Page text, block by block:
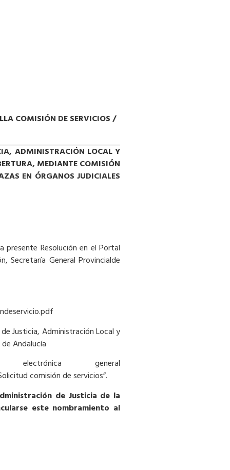
COMISIÓN DE SERVICIOS /
ADMINISTRACIÓN LOCAL Y
MEDIANTE COMISIÓN
EN ÓRGANOS JUDICIALES
presente Resolución en el Portal
Secretaría General Provincialde
Justicia, Administración Local y
Andalucía
electrónica general
comisión de servicios”.
de Justicia de la
este nombramiento al